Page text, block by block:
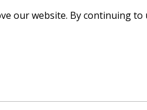
our website. By continuing